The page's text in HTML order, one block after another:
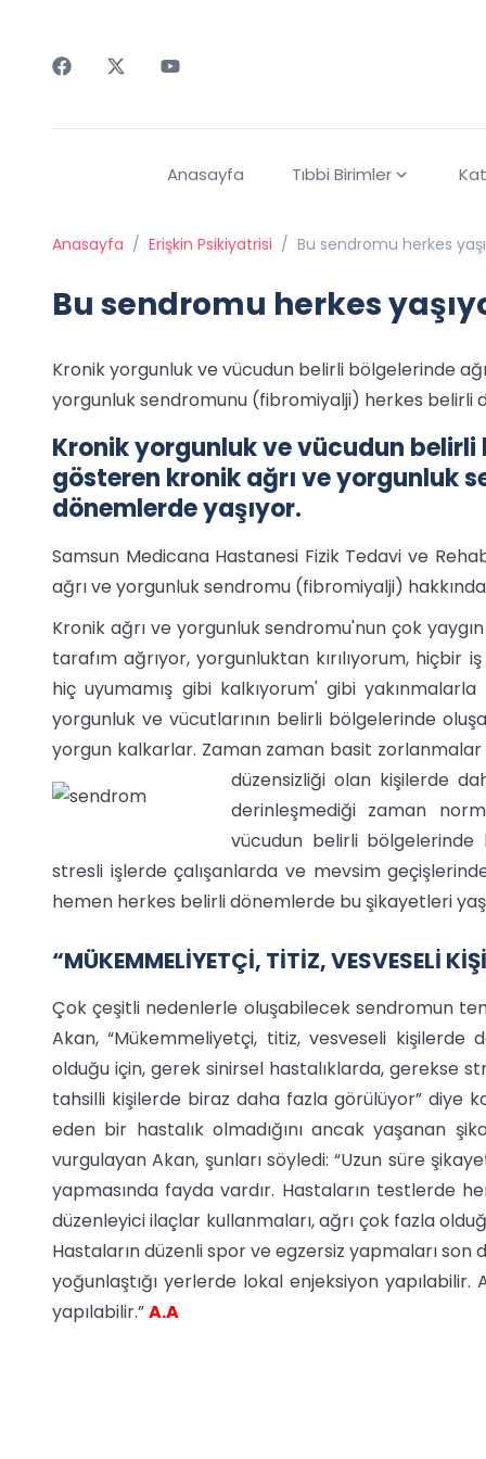
Anasayfa Tıbbi Birimler
Anasayfa / Erişkin Psikiyatrisi / Bu sendromu herkes
Bu sendromu herkes
Kronik yorgunluk ve vücudun belirli bölgelerinde
yorgunluk sendromunu (fibromiyalji) herkes belirli
Kronik yorgunluk ve vücudun
gösteren kronik ağrı ve yorgunluk
dönemlerde yaşıyor.
Samsun Medicana Hastanesi Fizik Tedavi ve
ağrı ve yorgunluk sendromu (fibromiyalji)
Kronik ağrı ve yorgunluk sendromu'nun çok
tarafım ağrıyor, yorgunluktan kırılıyorum,
hiç uyumamış gibi kalkıyorum' gibi
yorgunluk ve vücutlarının belirli bölgelerinde
yorgun kalkarlar. Zaman zaman basit zorlanmalar
düzensizliği olan kişilerde
derinleşmediği zaman
vücudun belirli bölgelerinde
stresli işlerde çalışanlarda ve mevsim
hemen herkes belirli dönemlerde bu şikayetleri
“MÜKEMMELİYETÇİ, TİTİZ, VESVESELİ
Çok çeşitli nedenlerle oluşabilecek sendromun
Akan, “Mükemmeliyetçi, titiz, vesveseli
olduğu için, gerek sinirsel hastalıklarda, gerekse
tahsilli kişilerde biraz daha fazla görülüyor” diye
eden bir hastalık olmadığını ancak yaşanan
vurgulayan Akan, şunları söyledi: “Uzun süre
yapmasında fayda vardır. Hastaların testlerde
düzenleyici ilaçlar kullanmaları, ağrı çok fazla
Hastaların düzenli spor ve egzersiz yapmaları son
yoğunlaştığı yerlerde lokal enjeksiyon yapılabilir.
yapılabilir.”A.A